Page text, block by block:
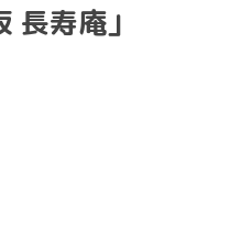
長寿庵」